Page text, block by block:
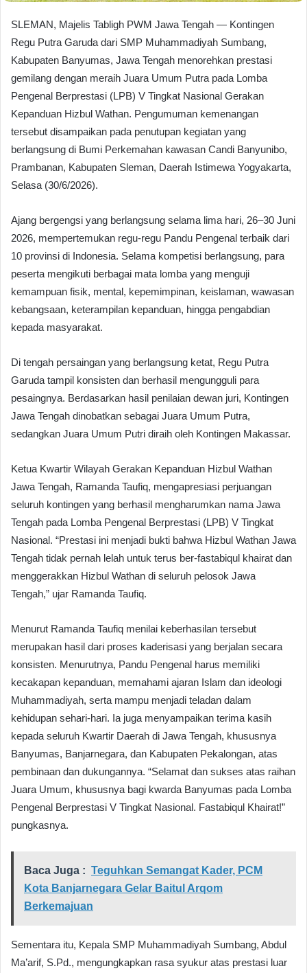
SLEMAN, Majelis Tabligh PWM Jawa Tengah — Kontingen
Regu Putra Garuda dari SMP Muhammadiyah Sumbang,
Kabupaten Banyumas, Jawa Tengah menorehkan prestasi
gemilang dengan meraih Juara Umum Putra pada Lomba
Pengenal Berprestasi (LPB) V Tingkat Nasional Gerakan
Kepanduan Hizbul Wathan. Pengumuman kemenangan
tersebut disampaikan pada penutupan kegiatan yang
berlangsung di Bumi Perkemahan kawasan Candi Banyunibo,
Prambanan, Kabupaten Sleman, Daerah Istimewa Yogyakarta,
Selasa (30/6/2026).
Ajang bergengsi yang berlangsung selama lima hari, 26–30 Juni
2026, mempertemukan regu-regu Pandu Pengenal terbaik dari
10 provinsi di Indonesia. Selama kompetisi berlangsung, para
peserta mengikuti berbagai mata lomba yang menguji
kemampuan fisik, mental, kepemimpinan, keislaman, wawasan
kebangsaan, keterampilan kepanduan, hingga pengabdian
kepada masyarakat.
Di tengah persaingan yang berlangsung ketat, Regu Putra
Garuda tampil konsisten dan berhasil mengungguli para
pesaingnya. Berdasarkan hasil penilaian dewan juri, Kontingen
Jawa Tengah dinobatkan sebagai Juara Umum Putra,
sedangkan Juara Umum Putri diraih oleh Kontingen Makassar.
Ketua Kwartir Wilayah Gerakan Kepanduan Hizbul Wathan
Jawa Tengah, Ramanda Taufiq, mengapresiasi perjuangan
seluruh kontingen yang berhasil mengharumkan nama Jawa
Tengah pada Lomba Pengenal Berprestasi (LPB) V Tingkat
Nasional. “Prestasi ini menjadi bukti bahwa Hizbul Wathan Jawa
Tengah tidak pernah lelah untuk terus ber-fastabiqul khairat dan
menggerakkan Hizbul Wathan di seluruh pelosok Jawa
Tengah,” ujar Ramanda Taufiq.
Menurut Ramanda Taufiq menilai keberhasilan tersebut
merupakan hasil dari proses kaderisasi yang berjalan secara
konsisten. Menurutnya, Pandu Pengenal harus memiliki
kecakapan kepanduan, memahami ajaran Islam dan ideologi
Muhammadiyah, serta mampu menjadi teladan dalam
kehidupan sehari-hari. Ia juga menyampaikan terima kasih
kepada seluruh Kwartir Daerah di Jawa Tengah, khususnya
Banyumas, Banjarnegara, dan Kabupaten Pekalongan, atas
pembinaan dan dukungannya. “Selamat dan sukses atas raihan
Juara Umum, khususnya bagi kwarda Banyumas pada Lomba
Pengenal Berprestasi V Tingkat Nasional. Fastabiqul Khairat!”
pungkasnya.
Baca Juga : Teguhkan Semangat Kader, PCM
Kota Banjarnegara Gelar Baitul Arqom
Berkemajuan
Sementara itu, Kepala SMP Muhammadiyah Sumbang, Abdul
Ma’arif, S.Pd., mengungkapkan rasa syukur atas prestasi luar